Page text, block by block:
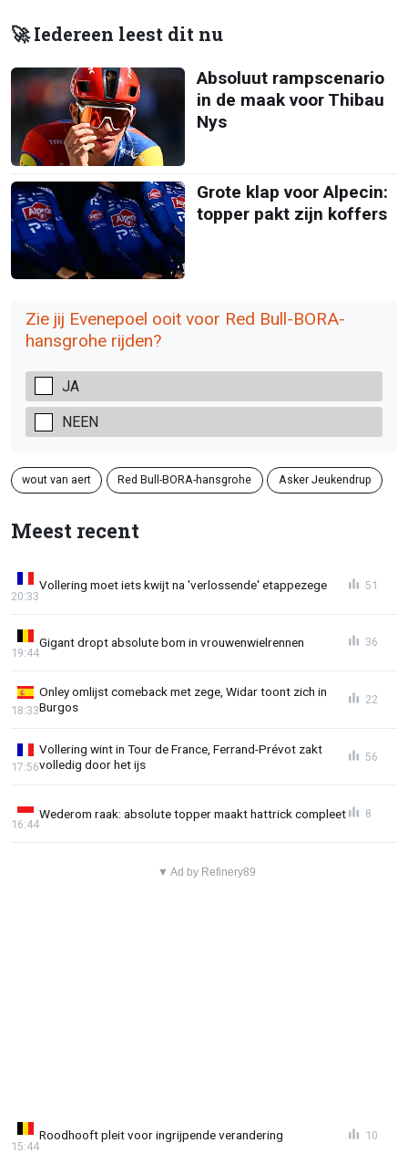
🚀 Iedereen leest dit nu
Absoluut rampscenario
in de maak voor Thibau
Nys
Grote klap voor Alpecin:
topper pakt zijn koffers
Zie jij Evenepoel ooit voor Red Bull-BORA-
hansgrohe rijden?
JA
NEEN
wout van aert Red Bull-BORA-hansgrohe Asker Jeukendrup
Meest recent
Vollering moet iets kwijt na 'verlossende' etappezege
20:33
51
Gigant dropt absolute bom in vrouwenwielrennen
19:44
36
Onley omlijst comeback met zege, Widar toont zich in
Burgos
18:33
22
Vollering wint in Tour de France, Ferrand-Prévot zakt
volledig door het ijs
17:56
56
Wederom raak: absolute topper maakt hattrick compleet
16:44
8
▼ Ad by Refinery89
Roodhooft pleit voor ingrijpende verandering
15:44
10